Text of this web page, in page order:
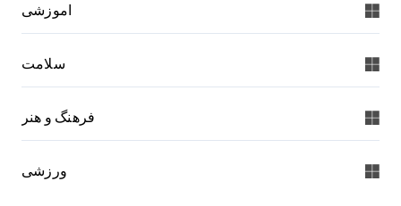
اموزشی
سلامت
فرهنگ و هنر
ورزشی